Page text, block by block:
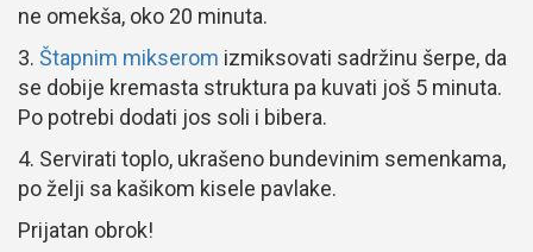
ne omekša, oko 20 minuta.
3. Štapnim mikserom izmiksovati sadržinu šerpe, da
se dobije kremasta struktura pa kuvati još 5 minuta.
Po potrebi dodati jos soli i bibera.
4. Servirati toplo, ukrašeno bundevinim semenkama,
po želji sa kašikom kisele pavlake.
Prijatan obrok!